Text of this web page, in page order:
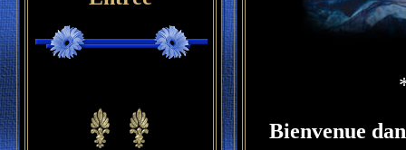
Bienvenue